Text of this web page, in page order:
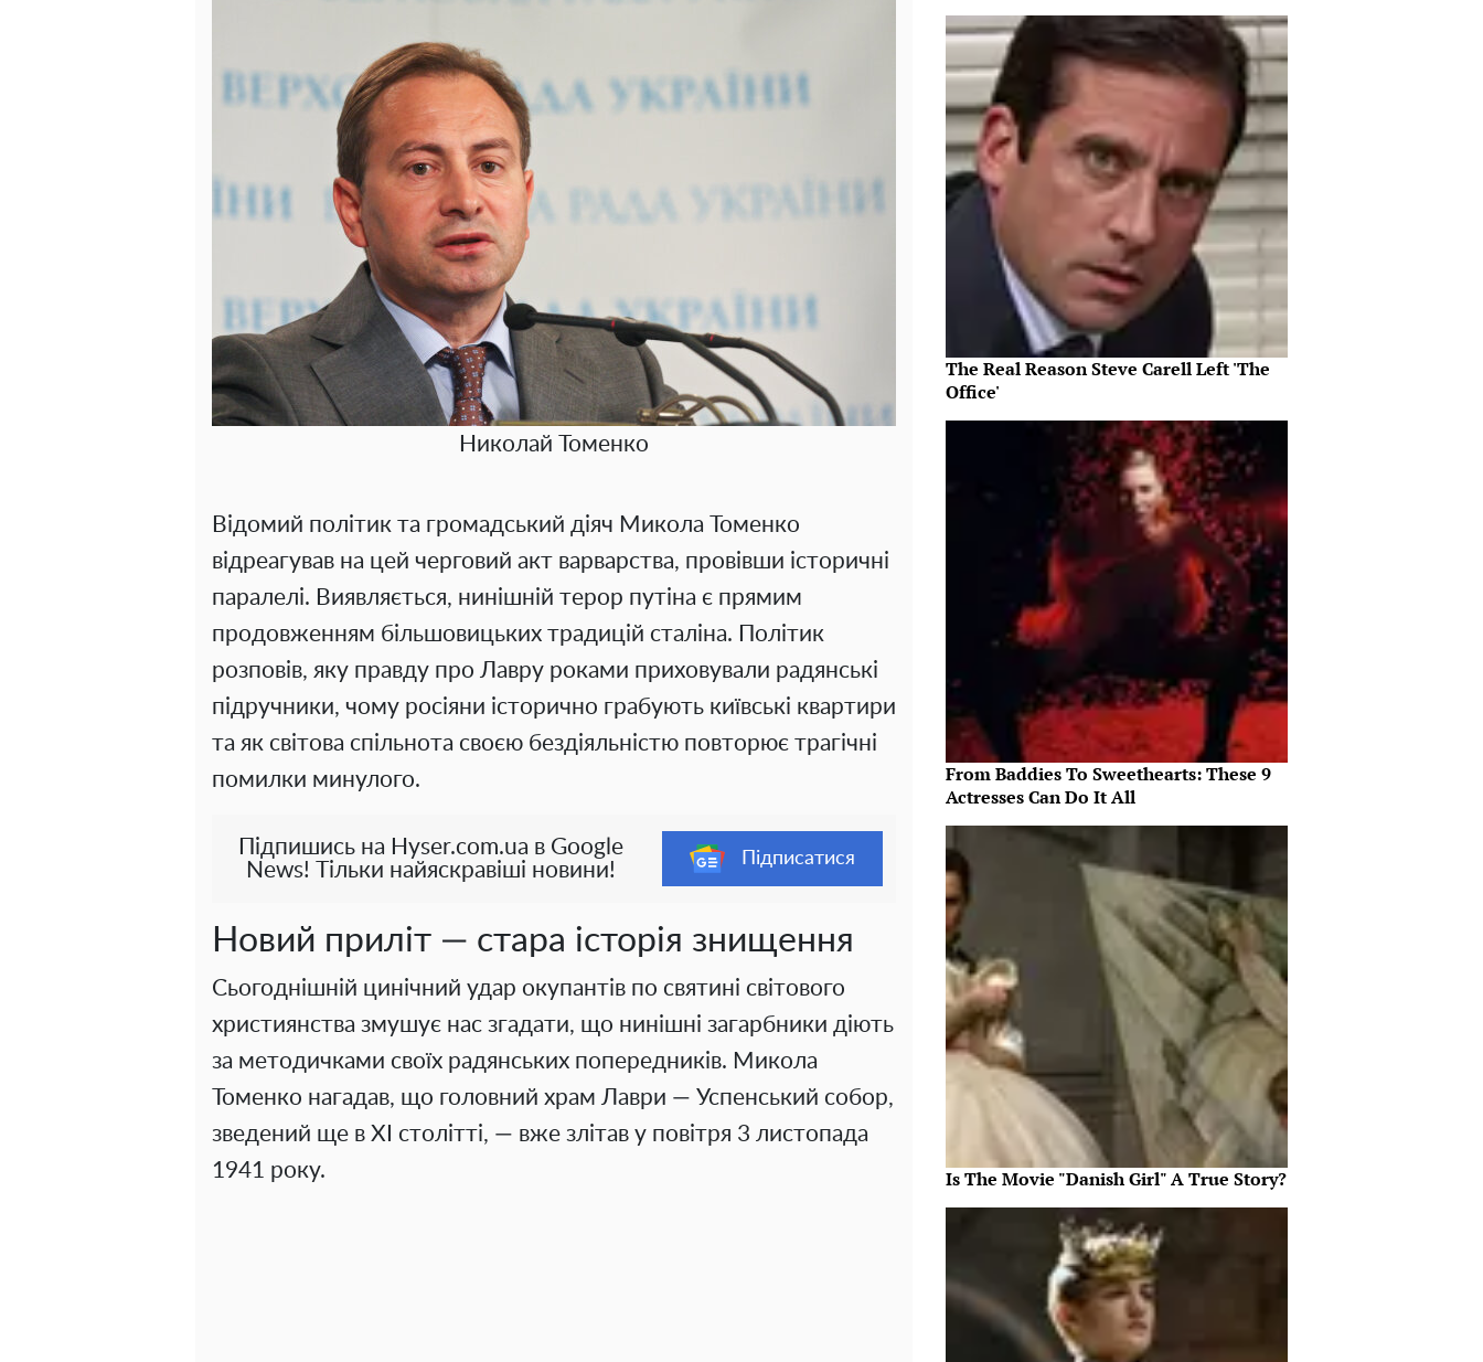
Николай Томенко
Відомий політик та громадський діяч Микола Томенко
відреагував на цей черговий акт варварства, провівши історичні
паралелі. Виявляється, нинішній терор путіна є прямим
продовженням більшовицьких традицій сталіна. Політик
розповів, яку правду про Лавру роками приховували радянські
підручники, чому росіяни історично грабують київські квартири
та як світова спільнота своєю бездіяльністю повторює трагічні
помилки минулого.
Підпишись на Hyser.com.ua в Google
News! Тільки найяскравіші новини!
Підписатися
Новий приліт — стара історія знищення
Сьогоднішній цинічний удар окупантів по святині світового
християнства змушує нас згадати, що нинішні загарбники діють
за методичками своїх радянських попередників. Микола
Томенко нагадав, що головний храм Лаври — Успенський собор,
зведений ще в XI столітті, — вже злітав у повітря 3 листопада
1941 року.
The Real Reason Steve Carell Left 'The
Office'
From Baddies To Sweethearts: These 9
Actresses Can Do It All
Is The Movie "Danish Girl" A True Story?